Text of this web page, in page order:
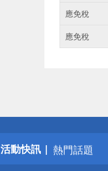
應免稅
應免稅
活動快訊
詐騙網頁！
得獎公告
熱門話題
銀行優惠